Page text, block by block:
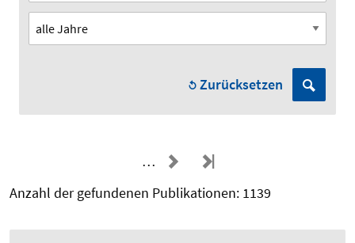
Zurücksetzen
…
Anzahl der gefundenen Publikationen: 1139